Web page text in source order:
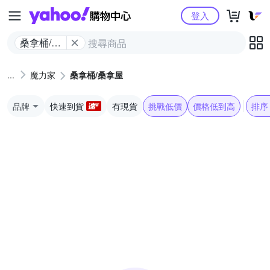
Yahoo購物中心
桑拿桶/桑
登入
魔力家 桑拿桶/桑拿屋
品牌 快速到貨 有現貨 挑戰低價 價格低到高 排序